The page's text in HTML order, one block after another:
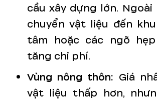
cầu xây dựng lớn. Ngoài
chuyển vật liệu đến
tâm hoặc các ngõ
tăng chi phí.
Vùng nông thôn: Giá
vật liệu thấp hơn,